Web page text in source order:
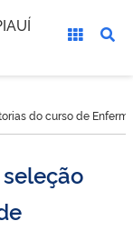
do curso de